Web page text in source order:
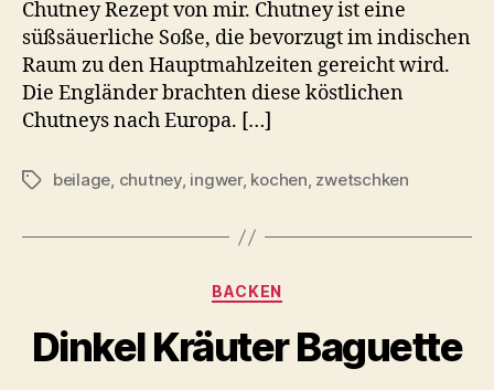
Chutney Rezept von mir. Chutney ist eine
süßsäuerliche Soße, die bevorzugt im indischen
Raum zu den Hauptmahlzeiten gereicht wird.
Die Engländer brachten diese köstlichen
Chutneys nach Europa. […]
Schlagwörter
beilage, chutney, ingwer, kochen, zwetschken
Kategorien
BACKEN
Dinkel Kräuter Baguette